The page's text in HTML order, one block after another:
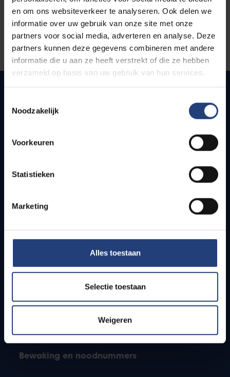
en om ons websiteverkeer te analyseren. Ook delen we
informatie over uw gebruik van onze site met onze
partners voor social media, adverteren en analyse. Deze
partners kunnen deze gegevens combineren met andere
informatie die u aan ze heeft verstrekt of die ze hebben
verzameld op basis van uw gebruik van hun services.
Noodzakelijk
Voorkeuren
Statistieken
Marketing
Alles toestaan
Selectie toestaan
Weigeren
Snel naar
Bereikbaarheid
Studenten
PhD-studenten
Leerkrachten en secundaire scholen
Bewaking en noodnummers